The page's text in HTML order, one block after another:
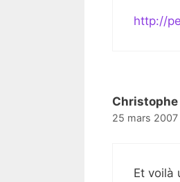
http://
Christophe
25 mars
Et voilà